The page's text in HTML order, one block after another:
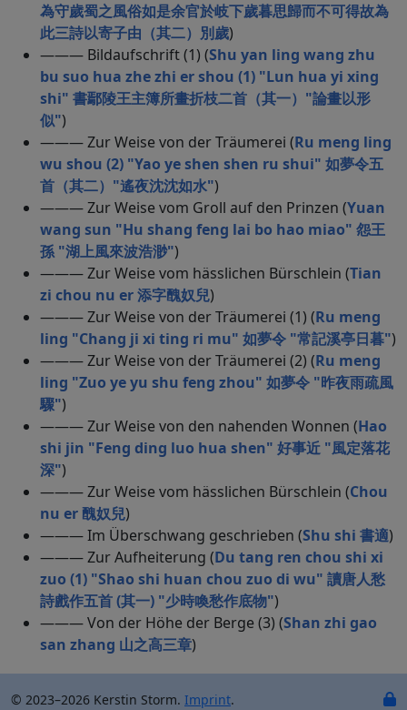
為守歲蜀之風俗如是余官於岐下歲暮思歸而不可得故為
此三詩以寄子由（其二）別歲)
——— Bildaufschrift (1) (Shu yan ling wang zhu
bu suo hua zhe zhi er shou (1) "Lun hua yi xing
shi" 書鄢陵王主簿所畫折枝二首（其一）"論畫以形
似")
——— Zur Weise von der Träumerei (Ru meng ling
wu shou (2) "Yao ye shen shen ru shui" 如夢令五
首（其二）"遙夜沈沈如水")
——— Zur Weise vom Groll auf den Prinzen (Yuan
wang sun "Hu shang feng lai bo hao miao" 怨王
孫 "湖上風來波浩渺")
——— Zur Weise vom hässlichen Bürschlein (Tian
zi chou nu er 添字醜奴兒)
——— Zur Weise von der Träumerei (1) (Ru meng
ling "Chang ji xi ting ri mu" 如夢令 "常記溪亭日暮")
——— Zur Weise von der Träumerei (2) (Ru meng
ling "Zuo ye yu shu feng zhou" 如夢令 "昨夜雨疏風
驟")
——— Zur Weise von den nahenden Wonnen (Hao
shi jin "Feng ding luo hua shen" 好事近 "風定落花
深")
——— Zur Weise vom hässlichen Bürschlein (Chou
nu er 醜奴兒)
——— Im Überschwang geschrieben (Shu shi 書適)
——— Zur Aufheiterung (Du tang ren chou shi xi
zuo (1) "Shao shi huan chou zuo di wu" 讀唐人愁
詩戲作五首 (其一) "少時喚愁作底物")
——— Von der Höhe der Berge (3) (Shan zhi gao
san zhang 山之高三章)
© 2023–2026 Kerstin Storm. Imprint.